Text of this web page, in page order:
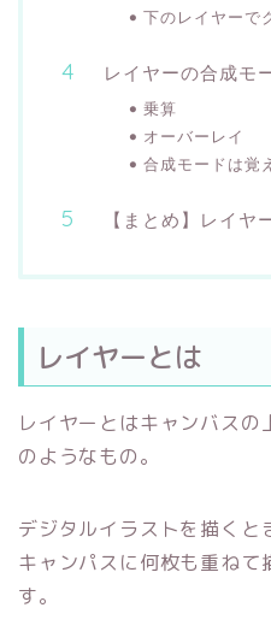
下のレイヤーで
レイヤーの合成モ
乗算
オーバーレイ
合成モードは覚
【まとめ】レイヤ
レイヤーとは
レイヤーとはキャンバス
のようなもの。
デジタルイラストを描くと
キャンパスに何枚も重ねて
す。